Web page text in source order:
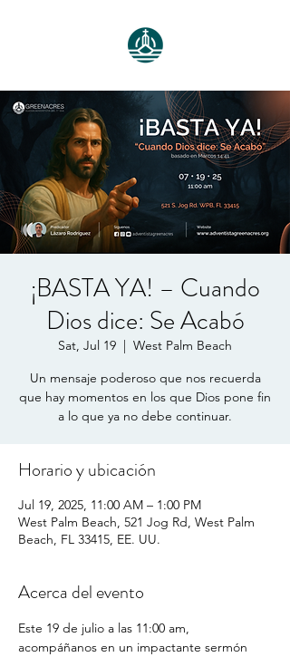
¡BASTA YA! – Cuando
Dios dice: Se Acabó
Sat, Jul 19
  |
West Palm Beach
Un mensaje poderoso que nos recuerda
que hay momentos en los que Dios pone fin
a lo que ya no debe continuar.
Horario y ubicación
Jul 19, 2025, 11:00 AM – 1:00 PM
West Palm Beach, 521 Jog Rd, West Palm
Beach, FL 33415, EE. UU.
Acerca del evento
Este 19 de julio a las 11:00 am,
acompáñanos en un impactante sermón